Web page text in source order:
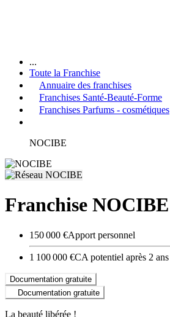
...
Toute la Franchise
Annuaire des franchises
Franchises Santé-Beauté-Forme
Franchises Parfums - cosmétiques
NOCIBE
Franchise NOCIBE
150 000 €Apport personnel
1 100 000 €CA potentiel après 2 ans
Documentation gratuite
Documentation gratuite
La beauté libérée !